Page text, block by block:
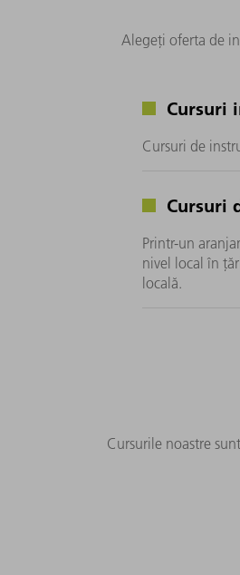
Alegeți oferta de
Cursuri
Cursuri de
Cursuri
Printr-un
nivel local în
locală.
Cursurile noastre